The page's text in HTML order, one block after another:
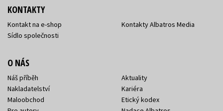
KONTAKTY
Kontakt na e-shop
Sídlo společnosti
Kontakty Albatros Media
O NÁS
Náš příběh
Nakladatelství
Maloobchod
Aktuality
Kariéra
Etický kodex